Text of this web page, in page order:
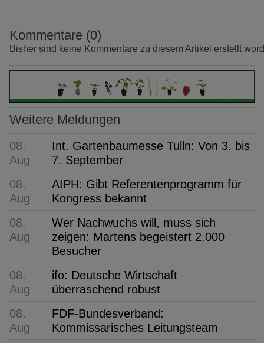
Kommentare (0)
Bisher sind keine Kommentare zu diesem Artikel erstellt
Weitere Meldungen
08.
Aug
Int. Gartenbaumesse Tulln: Von 3. bis
7. September
08.
Aug
AIPH: Gibt Referentenprogramm für
Kongress bekannt
08.
Aug
Wer Nachwuchs will, muss sich
zeigen: Martens begeistert 2.000
Besucher
08.
Aug
ifo: Deutsche Wirtschaft
überraschend robust
08.
Aug
FDF-Bundesverband:
Kommissarisches Leitungsteam